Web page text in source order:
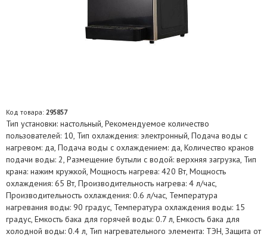
Код товара: 295857
Тип установки: настольный, Рекомендуемое количество
пользователей: 10, Тип охлаждения: электронный, Подача воды с
нагревом: да, Подача воды с охлаждением: да, Количество кранов
подачи воды: 2, Размещение бутыли с водой: верхняя загрузка, Тип
крана: нажим кружкой, Мощность нагрева: 420 Вт, Мощность
охлаждения: 65 Вт, Производительность нагрева: 4 л/час,
Производительность охлаждения: 0.6 л/час, Температура
нагревания воды: 90 градус, Температура охлаждения воды: 15
градус, Емкость бака для горячей воды: 0.7 л, Емкость бака для
холодной воды: 0.4 л, Тип нагревательного элемента: ТЭН, Защита от